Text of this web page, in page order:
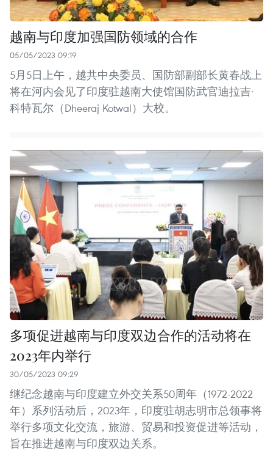
越南与印度加强国防领域的合作
05/05/2023 09:19
5月5日上午，越共中央委员、国防部副部长黄春战上
将在河内会见了印度驻越南大使馆国防武官迪拉吉·
科特瓦尔（Dheeraj Kotwal）大校。
多项促进越南与印度双边合作的活动将在
2023年内举行
30/05/2023 09:29
继纪念越南与印度建立外交关系50周年（1972-2022
年）系列活动后，2023年，印度驻胡志明市总领事将
举行多项文化交流，旅游、贸易和投资促进等活动，
旨在推进越南与印度双边关系。